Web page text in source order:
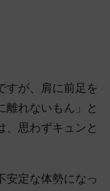
すが、肩に前足を
離れないもん」と
、思わずキュンと
安定な体勢になっ